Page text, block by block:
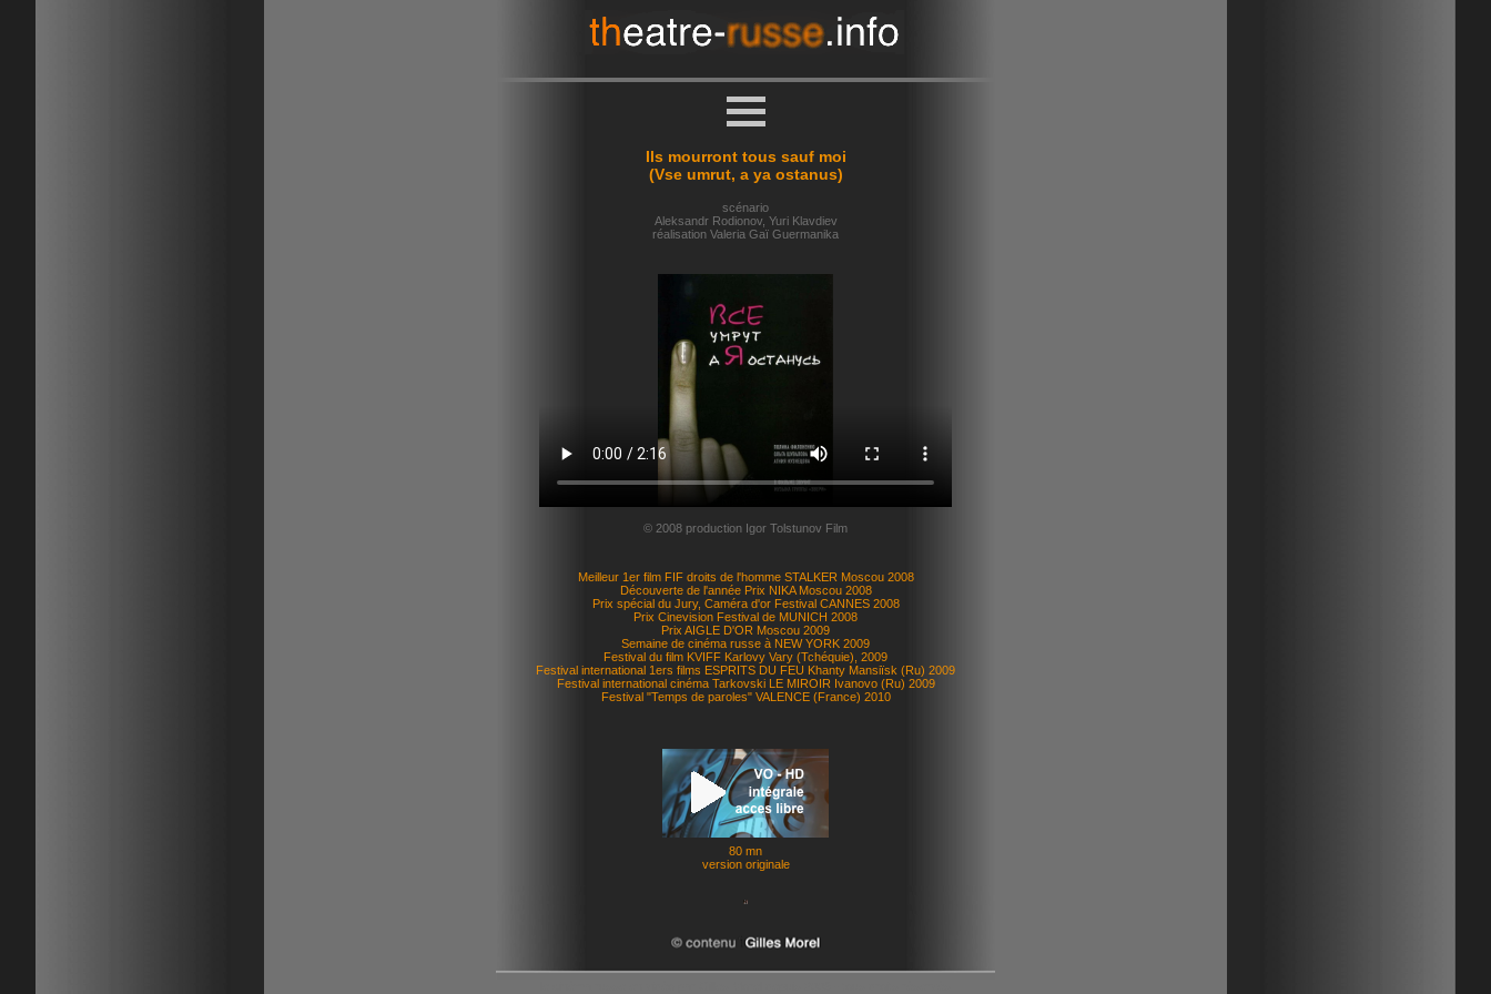
Ils mourront tous sauf moi
(Vse umrut, a ya ostanus)
scénario
Aleksandr Rodionov, Yuri Klavdiev
réalisation Valeria Gaï Guermanika
© 2008 production Igor Tolstunov Film
Meilleur 1er film FIF droits de l'homme STALKER Moscou 2008
Découverte de l'année Prix NIKA Moscou 2008
Prix spécial du Jury, Caméra d'or Festival CANNES 2008
Prix Cinevision Festival de MUNICH 2008
Prix AIGLE D'OR Moscou 2009
Semaine de cinéma russe à NEW YORK 2009
Festival du film KVIFF Karlovy Vary (Tchéquie), 2009
Festival international 1ers films ESPRITS DU FEU Khanty Mansiïsk (Ru) 2009
Festival international cinéma Tarkovski LE MIROIR Ivanovo (Ru) 2009
Festival "Temps de paroles" VALENCE (France) 2010
80 mn
version originale